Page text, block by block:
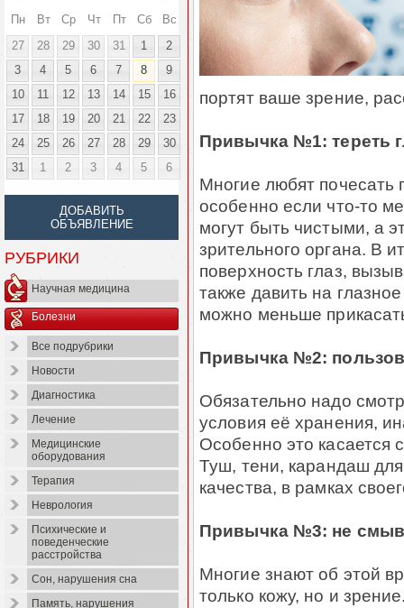
Пн Вт Ср Чт Пт Сб
Вс
27
28 29 30 31 1
2
3
4 5 6 7 8
9
10
11 12 13 14 15
16
17
18 19 20 21 22
23
24
25 26 27 28 29
30
31
1 2 3 4 5 6
ДОБАВИТЬ
ОБЪЯВЛЕНИЕ
РУБРИКИ
Научная медицина
Болезни
Все подрубрики
Новости
Диагностика
Лечение
Медицинские
оборудования
Терапия
Неврология
Психические и
поведенческие
расстройства
Сон, нарушения сна
Память, нарушения
портят ваше зрение,
Привычка №1: тереть
Многие любят почесать
особенно если что-то
могут быть чистыми, а
зрительного органа. В
поверхность глаз,
также давить на
можно меньше
Привычка №2:
Обязательно надо
условия её хранения,
Особенно это касается
Туш, тени, карандаш
качества, в рамках
Привычка №3: не
Многие знают об этой
только кожу, но и